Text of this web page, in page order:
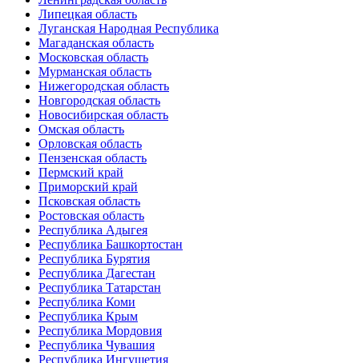
Липецкая область
Луганская Народная Республика
Магаданская область
Московская область
Мурманская область
Нижегородская область
Новгородская область
Новосибирская область
Омская область
Орловская область
Пензенская область
Пермский край
Приморский край
Псковская область
Ростовская область
Республика Адыгея
Республика Башкортостан
Республика Бурятия
Республика Дагестан
Республика Татарстан
Республика Коми
Республика Крым
Республика Мордовия
Республика Чувашия
Республика Ингушетия